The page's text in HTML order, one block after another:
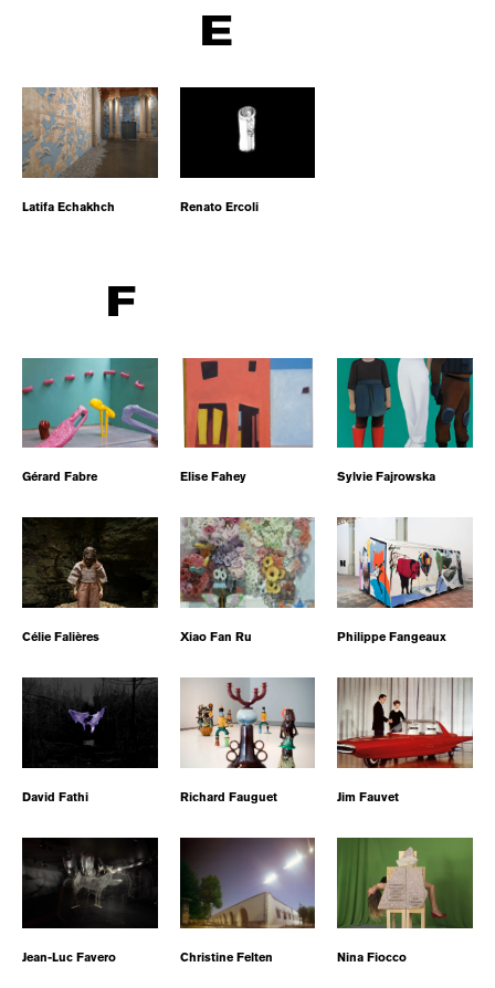
E
Latifa Echakhch Renato Ercoli
F
Gérard Fabre Elise Fahey Sylvie Fajrowska
Célie Falières Xiao Fan Ru Philippe Fangeaux
David Fathi Richard Fauguet Jim Fauvet
Jean-Luc Favero Christine Felten Nina Fiocco